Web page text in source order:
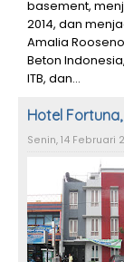
basement,
2014, dan
Amalia
Beton
ITB, dan...
Hotel
Senin, 14 Februari